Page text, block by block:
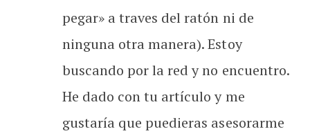
pegar» a traves del ratón ni de
ninguna otra manera). Estoy
buscando por la red y no encuentro.
He dado con tu artículo y me
gustaría que puedieras asesorarme